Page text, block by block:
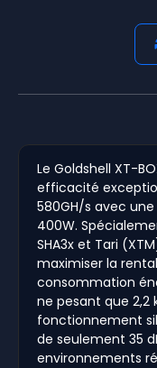
Le Goldshell XT-
efficacité
580GH/s avec
400W.
SHA3x et Tari
maximiser la
consommation
ne pesant que 2,2
fonctionnement
de seulement 35
environnements